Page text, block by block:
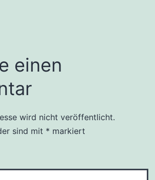
einen
wird nicht veröffentlicht.
sind mit * markiert